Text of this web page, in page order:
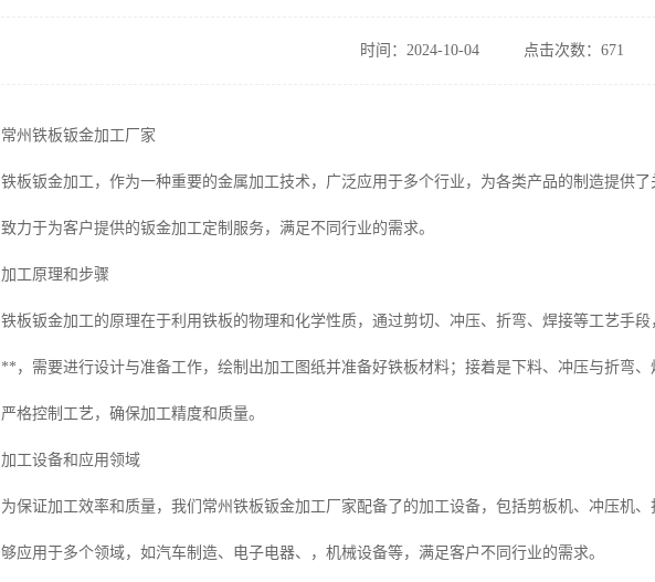
时间：2024-10-04 点击次数：671
常州铁板钣金加工厂家
铁板钣金加工，作为一种重要的金属加工技术，广泛应用于多个行业，为各类产品的制造提供
致力于为客户提供的钣金加工定制服务，满足不同行业的需求。
加工原理和步骤
铁板钣金加工的原理在于利用铁板的物理和化学性质，通过剪切、冲压、折弯、焊接等工艺手
**，需要进行设计与准备工作，绘制出加工图纸并准备好铁板材料；接着是下料、冲压与折弯
严格控制工艺，确保加工精度和质量。
加工设备和应用领域
为保证加工效率和质量，我们常州铁板钣金加工厂家配备了的加工设备，包括剪板机、冲压机
够应用于多个领域，如汽车制造、电子电器、，机械设备等，满足客户不同行业的需求。